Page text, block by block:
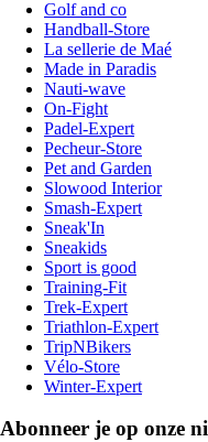
Golf and co
Handball-Store
La sellerie de Maé
Made in Paradis
Nauti-wave
On-Fight
Padel-Expert
Pecheur-Store
Pet and Garden
Slowood Interior
Smash-Expert
Sneak'In
Sneakids
Sport is good
Training-Fit
Trek-Expert
Triathlon-Expert
TripNBikers
Vélo-Store
Winter-Expert
Abonneer je op onze